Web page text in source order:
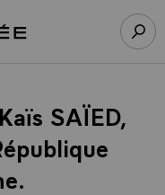
l’accueil Élysée
SAÏED,